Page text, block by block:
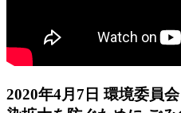
2020年4月7日 環境委員